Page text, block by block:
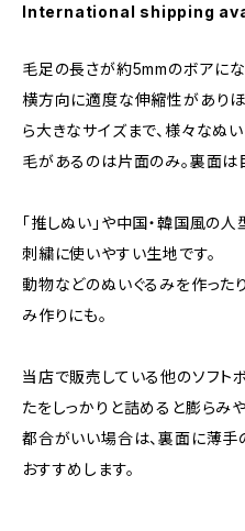
International shipping
毛足の長さが約5mmのボアにな
横方向に適度な伸縮性がありほ
ら大きなサイズまで、様々なぬ
毛があるのは片面のみ。裏面は
「推しぬい」や中国・韓国風の
刺繍に使いやすい生地です。
動物などのぬいぐるみを作った
み作りにも。
当店で販売している他のソフト
たをしっかりと詰めると膨らみ
都合がいい場合は、裏面に薄手
おすすめします。